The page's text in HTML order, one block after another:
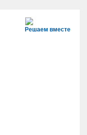
Решаем вместе